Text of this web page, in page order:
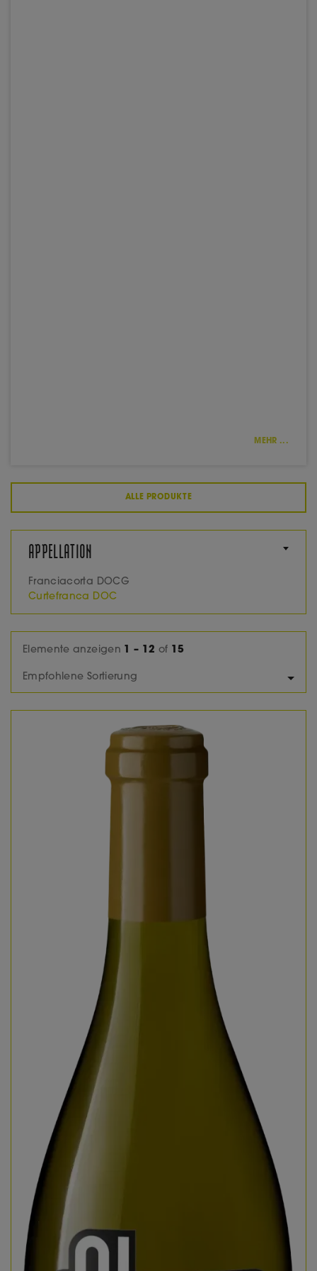
MEHR ...
ALLE PRODUKTE
APPELLATION
Franciacorta DOCG
Curtefranca DOC
Elemente anzeigen 1 – 12 of 15
Empfohlene Sortierung